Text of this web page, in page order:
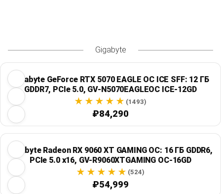
Gigabyte
Gigabyte GeForce RTX 5070 EAGLE OC ICE SFF: 12 ГБ
GDDR7, PCIe 5.0, GV-N5070EAGLEOC ICE-12GD
(1493)
₽84,290
Gigabyte Radeon RX 9060 XT GAMING OC: 16 ГБ GDDR6,
PCIe 5.0 x16, GV-R9060XTGAMING OC-16GD
(524)
₽54,999